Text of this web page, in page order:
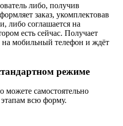
либо, получив
заказ, укомплектовав
либо соглашается на
есть сейчас. Получает
мобильный телефон и ждёт
режиме
можете самостоятельно
всю форму.